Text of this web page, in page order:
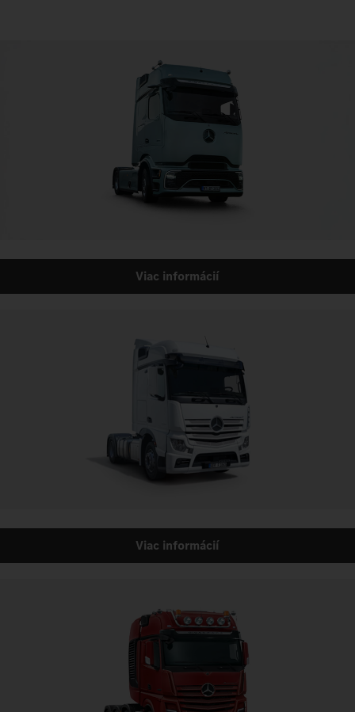
Viac informácií
Viac informácií